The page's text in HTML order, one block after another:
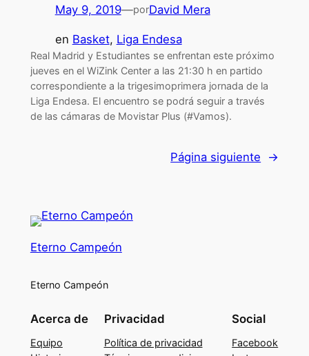
May 9, 2019—porDavid Mera
en Basket, Liga Endesa
Real Madrid y Estudiantes se enfrentan este próximo
jueves en el WiZink Center a las 21:30 h en partido
correspondiente a la trigesimoprimera jornada de la
Liga Endesa. El encuentro se podrá seguir a través
de las cámaras de Movistar Plus (#Vamos).
Página siguiente →
Eterno Campeón
Eterno Campeón
Acerca de
Equipo
Privacidad
Política de privacidad
Social
Facebook